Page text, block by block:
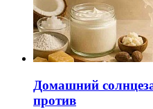
Домашний
против